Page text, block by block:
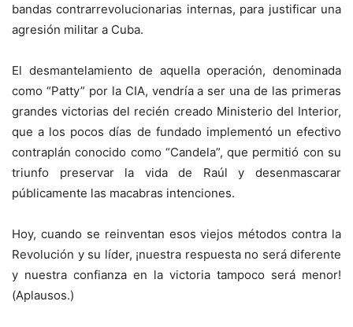
bandas contrarrevolucionarias internas, para justificar una
agresión militar a Cuba.
El desmantelamiento de aquella operación, denominada
como “Patty” por la CIA, vendría a ser una de las primeras
grandes victorias del recién creado Ministerio del Interior,
que a los pocos días de fundado implementó un efectivo
contraplán conocido como “Candela”, que permitió con su
triunfo preservar la vida de Raúl y desenmascarar
públicamente las macabras intenciones.
Hoy, cuando se reinventan esos viejos métodos contra la
Revolución y su líder, ¡nuestra respuesta no será diferente
y nuestra confianza en la victoria tampoco será menor!
(Aplausos.)